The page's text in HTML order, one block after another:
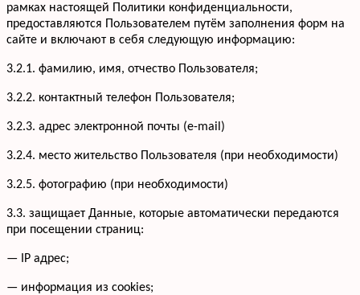
рамках настоящей Политики конфиденциальности,
предоставляются Пользователем путём заполнения форм на
сайте и включают в себя следующую информацию:
3.2.1. фамилию, имя, отчество Пользователя;
3.2.2. контактный телефон Пользователя;
3.2.3. адрес электронной почты (e-mail)
3.2.4. место жительство Пользователя (при необходимости)
3.2.5. фотографию (при необходимости)
3.3. защищает Данные, которые автоматически передаются
при посещении страниц:
— IP адрес;
— информация из cookies;